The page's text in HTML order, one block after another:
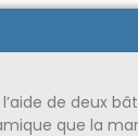
de deux
que la